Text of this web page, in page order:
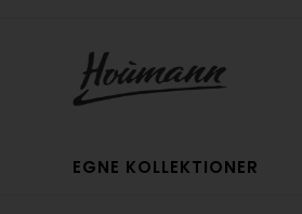
EGNE KOLLEKTIONER